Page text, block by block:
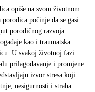
opiše na svom životnom
počinje da se gasi.
porodičnog razvoja.
kao i traumatska
U svakoj životnoj fazi
prilagođavanje i promjene.
izvor stresa koji
nesigurnosti i straha.